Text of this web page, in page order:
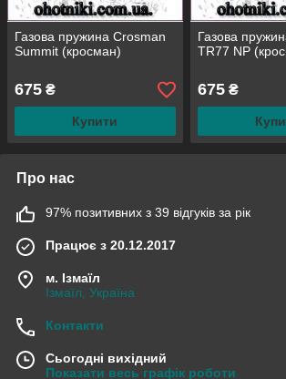
Газова пружина Crosman
Summit (кросман)
675 ₴
Купити
Газова
TR77 NP
675₴
Про нас
97% позитивних з 39 відгуків за рік
Працює з 20.12.2017
м. Ізмаїл
Ізмаїл, Україна
Контакти
Сьогодні вихідний
Показати весь графік роботи